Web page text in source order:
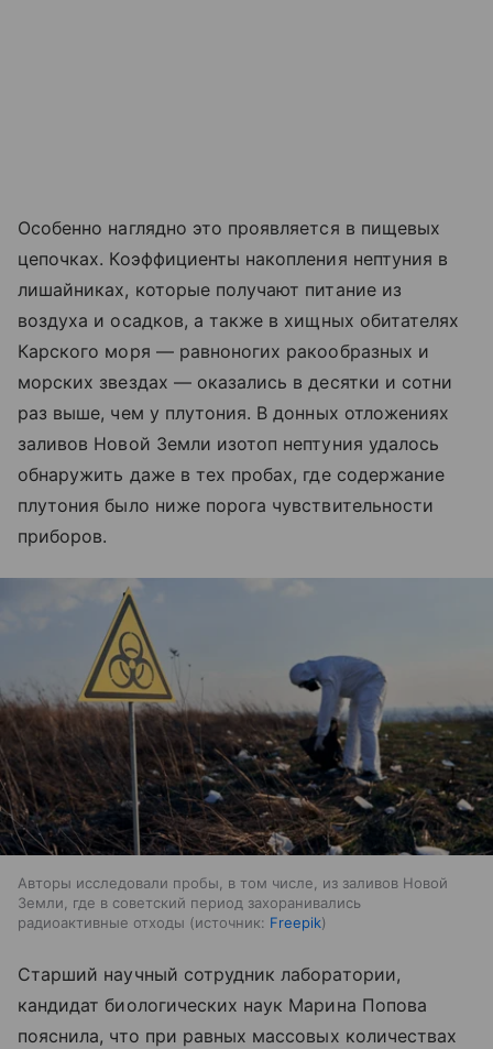
Особенно наглядно это проявляется в пищевых
цепочках. Коэффициенты накопления нептуния в
лишайниках, которые получают питание из
воздуха и осадков, а также в хищных обитателях
Карского моря — равноногих ракообразных и
морских звездах — оказались в десятки и сотни
раз выше, чем у плутония. В донных отложениях
заливов Новой Земли изотоп нептуния удалось
обнаружить даже в тех пробах, где содержание
плутония было ниже порога чувствительности
приборов.
Авторы исследовали пробы, в том числе, из заливов Новой
Земли, где в советский период захоранивались
радиоактивные отходы
источник: Freepik
Старший научный сотрудник лаборатории,
кандидат биологических наук Марина Попова
пояснила, что при равных массовых количествах